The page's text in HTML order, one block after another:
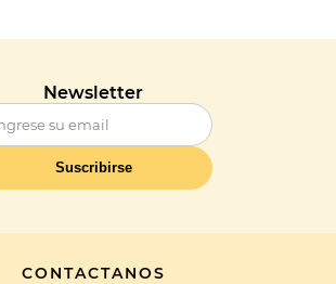
Newsletter
Suscribirse
CONTACTANOS